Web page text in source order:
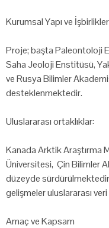
Kurumsal Yapı ve
Proje; başta Paleontoloji
Saha Jeoloji Enstitüsü,
ve Rusya Bilimler
desteklenmektedir.
Uluslararası ortaklıklar:
Kanada Arktik Araştırma
Üniversitesi, Çin Bilimler
düzeyde
gelişmeler uluslararası veri
Amaç ve Kapsam